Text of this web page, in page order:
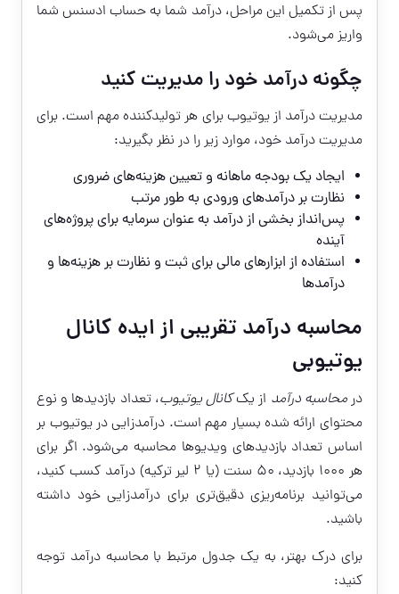
پس از تکمیل این مراحل، درآمد شما به حساب ادسنس شما
واریز می‌شود.
چگونه درآمد خود را مدیریت کنید
مدیریت درآمد از یوتیوب برای هر تولیدکننده مهم است. برای
مدیریت درآمد خود، موارد زیر را در نظر بگیرید:
ایجاد یک بودجه ماهانه و تعیین هزینه‌های ضروری
نظارت بر درآمدهای ورودی به طور مرتب
پس‌انداز بخشی از درآمد به عنوان سرمایه برای پروژه‌های
آینده
استفاده از ابزارهای مالی برای ثبت و نظارت بر هزینه‌ها و
درآمدها
محاسبه درآمد تقریبی از ایده کانال
یوتیوبی
درمحاسبه درآمد از یککانال یوتیوب، تعداد بازدیدها و نوع
محتوای ارائه شده بسیار مهم است. درآمدزایی در یوتیوب بر
اساس تعداد بازدیدهای ویدیوها محاسبه می‌شود. اگر برای
هر ۱۰۰۰ بازدید، ۵۰ سنت (یا ۲ لیر ترکیه) درآمد کسب کنید،
می‌توانید برنامه‌ریزی دقیق‌تری برای درآمدزایی خود داشته
باشید.
برای درک بهتر، به یک جدول مرتبط با محاسبه درآمد توجه
کنید: